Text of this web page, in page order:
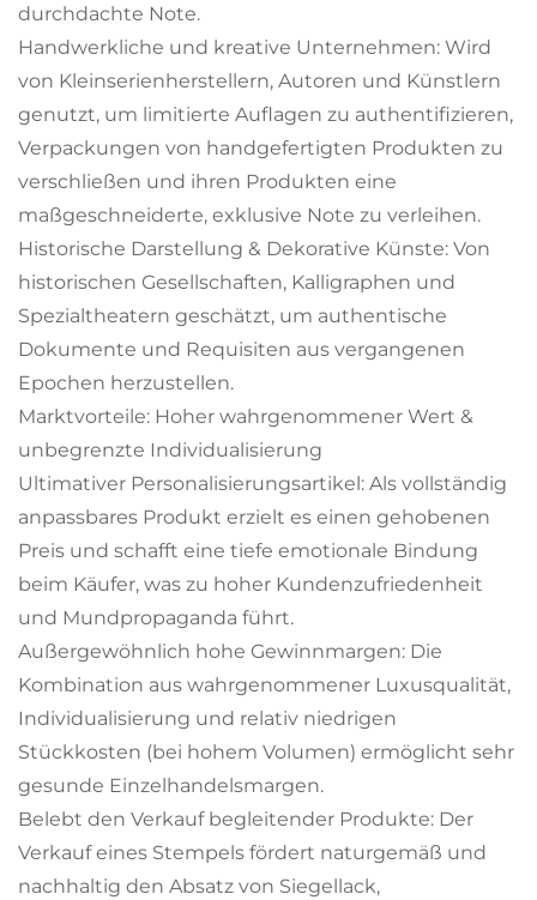
durchdachte Note.
Handwerkliche und kreative Unternehmen: Wird
von Kleinserienherstellern, Autoren und Künstlern
genutzt, um limitierte Auflagen zu authentifizieren,
Verpackungen von handgefertigten Produkten zu
verschließen und ihren Produkten eine
maßgeschneiderte, exklusive Note zu verleihen.
Historische Darstellung & Dekorative Künste: Von
historischen Gesellschaften, Kalligraphen und
Spezialtheatern geschätzt, um authentische
Dokumente und Requisiten aus vergangenen
Epochen herzustellen.
Marktvorteile: Hoher wahrgenommener Wert &
unbegrenzte Individualisierung
Ultimativer Personalisierungsartikel: Als vollständig
anpassbares Produkt erzielt es einen gehobenen
Preis und schafft eine tiefe emotionale Bindung
beim Käufer, was zu hoher Kundenzufriedenheit
und Mundpropaganda führt.
Außergewöhnlich hohe Gewinnmargen: Die
Kombination aus wahrgenommener Luxusqualität,
Individualisierung und relativ niedrigen
Stückkosten (bei hohem Volumen) ermöglicht sehr
gesunde Einzelhandelsmargen.
Belebt den Verkauf begleitender Produkte: Der
Verkauf eines Stempels fördert naturgemäß und
nachhaltig den Absatz von Siegellack,